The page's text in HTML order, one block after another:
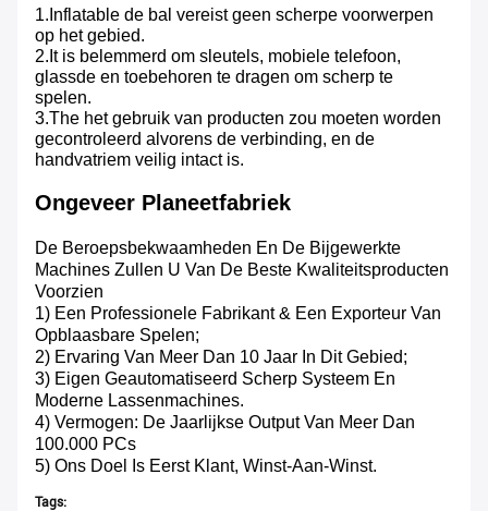
1.Inflatable de bal vereist geen scherpe voorwerpen
op het gebied.
2.It is belemmerd om sleutels, mobiele telefoon,
glassde en toebehoren te dragen om scherp te
spelen.
3.The het gebruik van producten zou moeten worden
gecontroleerd alvorens de verbinding, en de
handvatriem veilig intact is.
Ongeveer Planeetfabriek
De Beroepsbekwaamheden En De Bijgewerkte
Machines Zullen U Van De Beste Kwaliteitsproducten
Voorzien
1) Een Professionele Fabrikant & Een Exporteur Van
Opblaasbare Spelen;
2) Ervaring Van Meer Dan 10 Jaar In Dit Gebied;
3) Eigen Geautomatiseerd Scherp Systeem En
Moderne Lassenmachines.
4) Vermogen: De Jaarlijkse Output Van Meer Dan
100.000 PCs
5) Ons Doel Is Eerst Klant, Winst-Aan-Winst.
Tags: